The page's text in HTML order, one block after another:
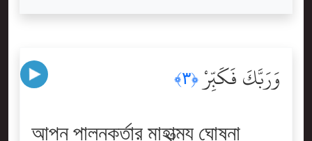
وَرَبَّكَ فَكَبِّرْ﴿٣﴾